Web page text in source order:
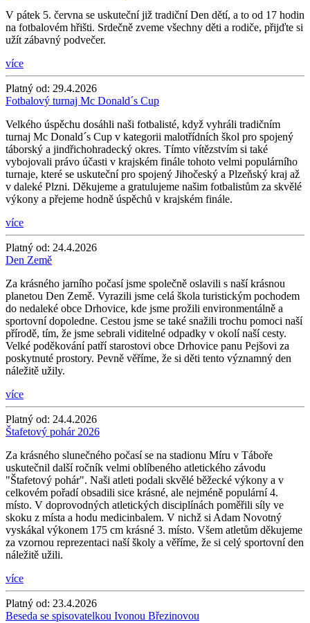
V pátek 5. června se uskuteční již tradiční Den dětí, a to od 17 hodin
na fotbalovém hřišti. Srdečně zveme všechny děti a rodiče, přijďte si
užít zábavný podvečer.
více
Platný od: 29.4.2026
Fotbalový turnaj Mc Donald´s Cup
Velkého úspěchu dosáhli naši fotbalisté, když vyhráli tradičním
turnaj Mc Donald´s Cup v kategorii malotřídních škol pro spojený
táborský a jindřichohradecký okres. Tímto vítězstvím si také
vybojovali právo účasti v krajském finále tohoto velmi populárního
turnaje, které se uskuteční pro spojený Jihočeský a Plzeňský kraj až
v daleké Plzni. Děkujeme a gratulujeme našim fotbalistům za skvělé
výkony a přejeme hodně úspěchů v krajském finále.
více
Platný od: 24.4.2026
Den Země
Za krásného jarního počasí jsme společně oslavili s naší krásnou
planetou Den Země. Vyrazili jsme celá škola turistickým pochodem
do nedaleké obce Drhovice, kde jsme prožili environmentálně a
sportovní dopoledne. Cestou jsme se také snažili trochu pomoci naší
přírodě, tím, že jsme sebrali viditelné odpadky v okolí naší cesty.
Velké poděkování patří starostovi obce Drhovice panu Pejšovi za
poskytnuté prostory. Pevně věříme, že si děti tento významný den
náležitě užily.
více
Platný od: 24.4.2026
Štafetový pohár 2026
Za krásného slunečného počasí se na stadionu Míru v Táboře
uskutečnil další ročník velmi oblíbeného atletického závodu
"Štafetový pohár". Naši atleti podali skvělé běžecké výkony a v
celkovém pořadí obsadili sice krásné, ale nejméně populární 4.
místo. V doprovodných atletických disciplínách poměřili síly ve
skoku z místa a hodu medicinbalem. V nichž si Adam Novotný
vyskákal výkonem 175 cm krásné 3. místo. Všem atletům děkujeme
za vzornou reprezentaci naší školy a věříme, že si celý sportovní den
náležitě užili.
více
Platný od: 23.4.2026
Beseda se spisovatelkou Ivonou Březinovou